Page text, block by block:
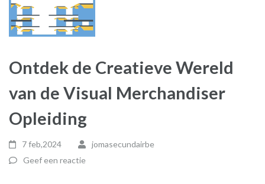
Ontdek de Creatieve Wereld
van de Visual Merchandiser
Opleiding
7 feb,2024
jomasecundairbe
Geef een reactie